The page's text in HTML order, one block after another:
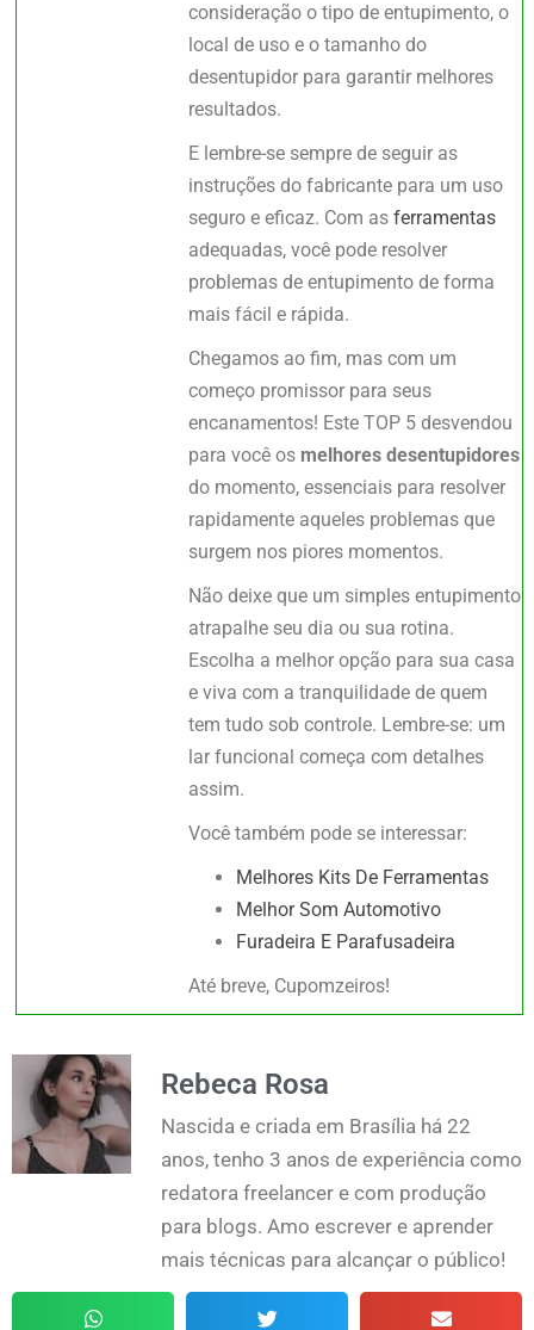
consideração o tipo de entupimento, o
local de uso e o tamanho do
desentupidor para garantir melhores
resultados.
E lembre-se sempre de seguir as
instruções do fabricante para um uso
seguro e eficaz. Com asferramentas
adequadas, você pode resolver
problemas de entupimento de forma
mais fácil e rápida.
Chegamos ao fim, mas com um
começo promissor para seus
encanamentos! Este TOP 5 desvendou
para você os melhores desentupidores
do momento, essenciais para resolver
rapidamente aqueles problemas que
surgem nos piores momentos.
Não deixe que um simples entupimento
atrapalhe seu dia ou sua rotina.
Escolha a melhor opção para sua casa
e viva com a tranquilidade de quem
tem tudo sob controle. Lembre-se: um
lar funcional começa com detalhes
assim.
Você também pode se interessar:
Melhores Kits De Ferramentas
Melhor Som Automotivo
Furadeira E Parafusadeira
Até breve, Cupomzeiros!
Rebeca Rosa
Nascida e criada em Brasília há 22
anos, tenho 3 anos de experiência como
redatora freelancer e com produção
para blogs. Amo escrever e aprender
mais técnicas para alcançar o público!